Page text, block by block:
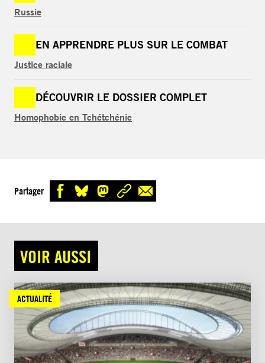
Russie
EN APPRENDRE PLUS SUR LE COMBAT
Justice raciale
DÉCOUVRIR LE DOSSIER COMPLET
Homophobie en Tchétchénie
Partager
VOIR AUSSI
ACTUALITÉ